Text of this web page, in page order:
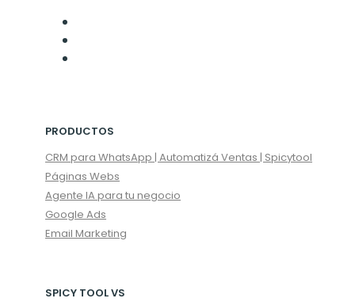
PRODUCTOS
CRM para WhatsApp | Automatizá Ventas | Spicytool
Páginas Webs
Agente IA para tu negocio
Google Ads
Email Marketing
SPICY TOOL VS